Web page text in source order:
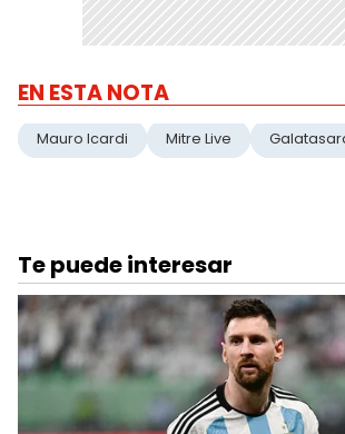
EN ESTA NOTA
Mauro Icardi Mitre Live